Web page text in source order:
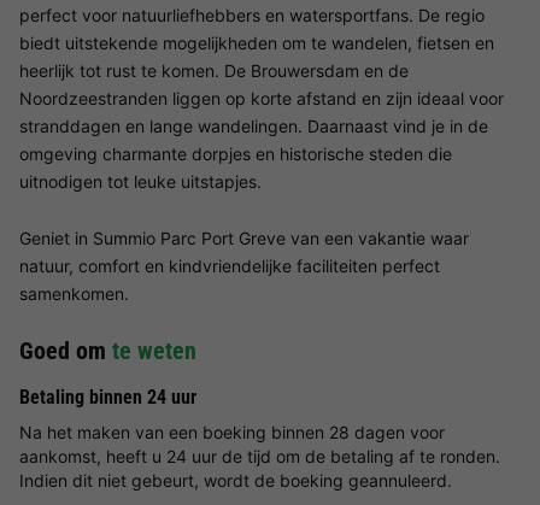
perfect voor natuurliefhebbers en watersportfans. De regio
biedt uitstekende mogelijkheden om te wandelen, fietsen en
heerlijk tot rust te komen. De Brouwersdam en de
Noordzeestranden liggen op korte afstand en zijn ideaal voor
stranddagen en lange wandelingen. Daarnaast vind je in de
omgeving charmante dorpjes en historische steden die
uitnodigen tot leuke uitstapjes.
Geniet in Summio Parc Port Greve van een vakantie waar
natuur, comfort en kindvriendelijke faciliteiten perfect
samenkomen.
Goed om te weten
Betaling binnen 24 uur
Na het maken van een boeking binnen 28 dagen voor
aankomst, heeft u 24 uur de tijd om de betaling af te ronden.
Indien dit niet gebeurt, wordt de boeking geannuleerd.